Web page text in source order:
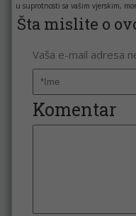
u suprotnosti sa vašim vjerskim,
Šta mislite o
Vaša e-mail adresa
Komentar